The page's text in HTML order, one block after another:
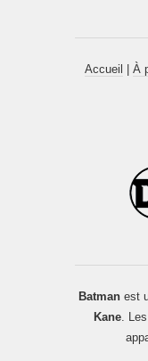
Accueil À
Batmanest
Kane.